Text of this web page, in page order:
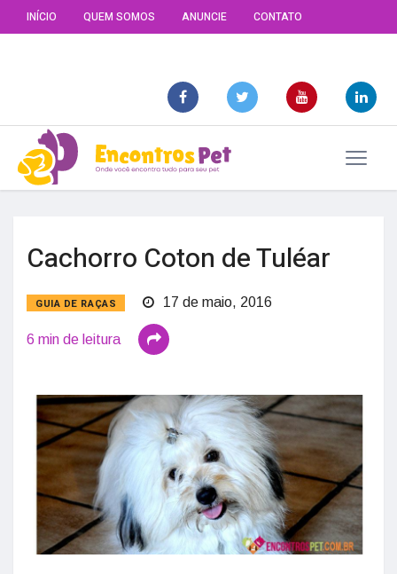
INÍCIO QUEM SOMOS ANUNCIE CONTATO
Cachorro Coton de Tuléar
GUIA DE RAÇAS 17 de maio, 2016
6 min de leitura